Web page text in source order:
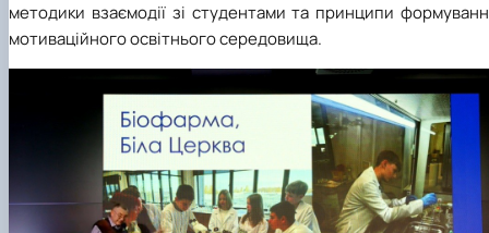
методики взаємодії зі студентами та принципи
мотиваційного освітнього середовища.